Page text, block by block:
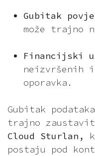
Gubitak
može trajno
Financijski
neizvršenih
oporavka.
Gubitak podataka
trajno
Cloud Sturlan,
postaju pod